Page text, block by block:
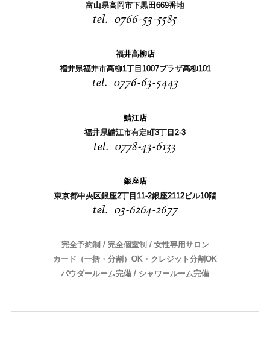
富山県高岡市下黒田669番地
0766-53-5585
福井高柳店
福井県福井市高柳1丁目1007プラザ高柳101
0776-63-5443
鯖江店
福井県鯖江市有定町3丁目2-3
0778-43-6133
銀座店
東京都中央区銀座2丁目11-2銀座2112ビル10階
03-6264-2677
完全予約制 / 完全個室制 / 女性専用サロン
カード（一括・分割）OK・クレジット分割OK
パウダールーム完備 / シャワールーム完備